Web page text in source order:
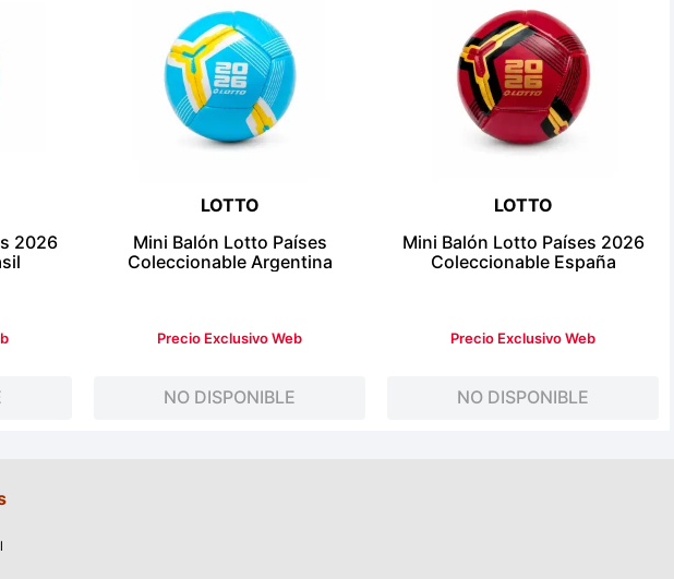
2026
LOTTO
Mini Balón Lotto Países
Coleccionable Argentina
Precio Exclusivo Web
NO DISPONIBLE
LOTTO
Mini Balón Lotto Países 2026
Coleccionable España
Precio Exclusivo Web
NO DISPONIBLE